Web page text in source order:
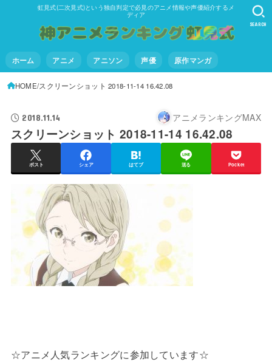
虹見式(二次見式)という独自判定で必見のアニメ情報や声優紹介するメ
ディア
ホーム アニメ アニソン 声優 原作マンガ
SEARCH
HOME スクリーンショット 2018-11-14 16.42.08
2018.11.14 アニメランキングMAX
スクリーンショット 2018-11-14 16.42.08
ポスト シェア はてブ 送る Pocket
☆アニメ人気ランキングに参加しています☆